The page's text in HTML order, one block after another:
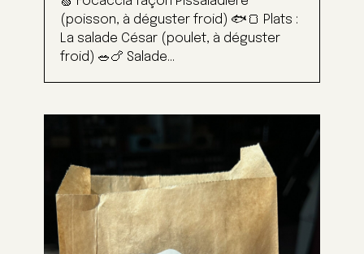
(poisson, à déguster froid) 🐟🍞 Plats :
La salade César (poulet, à déguster
froid) 🥗🍗 Salade...